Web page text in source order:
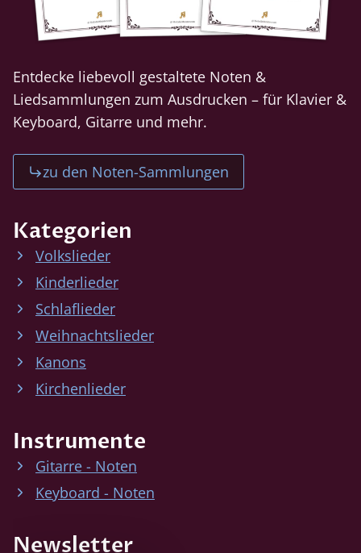
Entdecke liebevoll gestaltete Noten &
Liedsammlungen zum Ausdrucken – für Klavier &
Keyboard, Gitarre und mehr.
zu den Noten-Sammlungen
Kategorien
Volkslieder
Kinderlieder
Schlaflieder
Weihnachtslieder
Kanons
Kirchenlieder
Instrumente
Gitarre - Noten
Keyboard - Noten
Newsletter